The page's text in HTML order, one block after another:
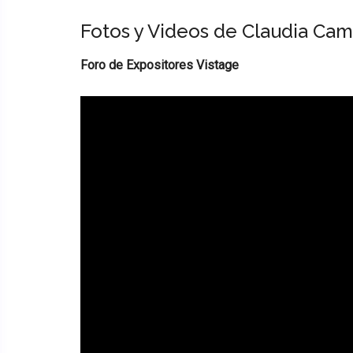
Fotos y Videos de Claudia
Foro de Expositores Vistage